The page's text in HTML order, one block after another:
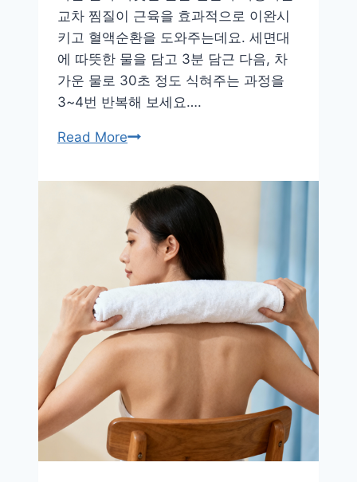
교차 찜질이 근육을 효과적으로 이완시
키고 혈액순환을 도와주는데요. 세면대
에 따뜻한 물을 담고 3분 담근 다음, 차
가운 물로 30초 정도 식혀주는 과정을
3~4번 반복해 보세요….
Read More하
종
일
고
생
한
당
신
의
발,
욕
없
이
힐